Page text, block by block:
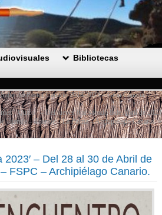
Bibliotecas
del Pastor Canario 2018-2023 – Gran Canaria –
‘ Quico ’ – Del jueves 6 al sábado 8 de Abril de 2023
Tijarafe – Tijarafe – La Palma – Archipiélago Canario.»
– Del 28 al 30 de Abril de
FSPC – Archipiélago Canario.